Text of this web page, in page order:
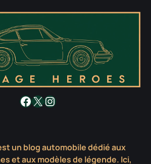
Facebook
X Instagram
un blog automobile dédié aux
et aux modèles de légende. Ici,